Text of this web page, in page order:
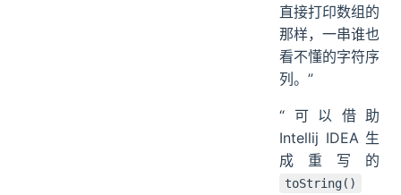
直接打印数组的
那样，一串谁也
看不懂的字符序
列。”
“可以借助
Intellij IDEA 生
成重写的
toString()